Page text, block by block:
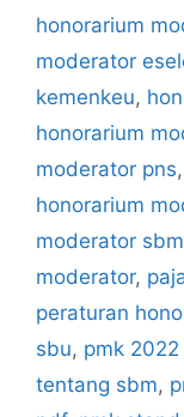
honorarium
moderator
kemenkeu,
honorarium
moderator pns,
honorarium
moderator
moderator,
peraturan
sbu, pmk
tentang sbm,